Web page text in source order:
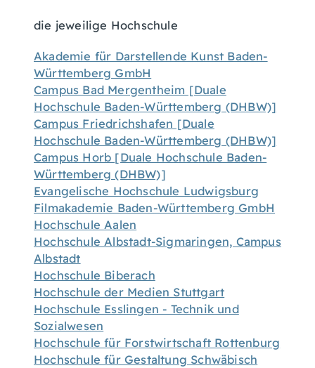
die jeweilige Hochschule
Akademie für Darstellende Kunst Baden-
Württemberg GmbH
Campus Bad Mergentheim [Duale
Hochschule Baden-Württemberg (DHBW)]
Campus Friedrichshafen [Duale
Hochschule Baden-Württemberg (DHBW)]
Campus Horb [Duale Hochschule Baden-
Württemberg (DHBW)]
Evangelische Hochschule Ludwigsburg
Filmakademie Baden-Württemberg GmbH
Hochschule Aalen
Hochschule Albstadt-Sigmaringen, Campus
Albstadt
Hochschule Biberach
Hochschule der Medien Stuttgart
Hochschule Esslingen - Technik und
Sozialwesen
Hochschule für Forstwirtschaft Rottenburg
Hochschule für Gestaltung Schwäbisch